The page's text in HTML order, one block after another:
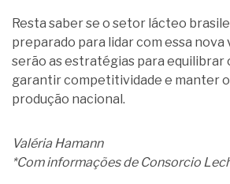
Resta saber se o setor lácteo
preparado para lidar com essa nova
serão as estratégias para equilibrar
garantir competitividade e manter
produção nacional.
Valéria Hamann
*Com informações de Consorcio